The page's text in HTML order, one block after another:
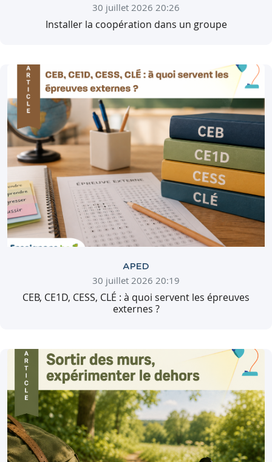
30 juillet 2026 20:26
Installer la coopération dans un groupe
APED
30 juillet 2026 20:19
CEB, CE1D, CESS, CLÉ : à quoi servent les épreuves
externes ?